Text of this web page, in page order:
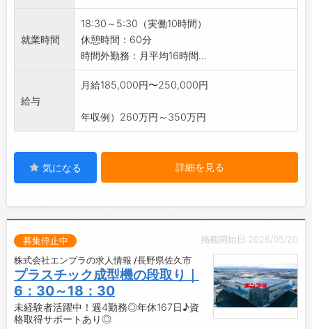
・人生のうち大半を過ごす職場が、社員にとっ
て『喜びと誇り』を持てる場所にするため、環
境づくりに努めています。
・社員一人ひとりが、自らの仕事に誇りを持て
るような職場づくりを進めています。
・免許をお持ちでない方は、入社後に会社負担
で取得可能なのでご安心ください♪
【うれしい週4日勤務♪（土日＋平日1日休
み）】
め、無理なく働ける勤務スタイルです。
・日常生活で使われる製品づくりに携われる、
【企業について】
◇社会に貢献する企業活動
・『プラスチックで豊かな社会を創造する』こ
とをモットーとして掲げ、企業活動に取り組ん
でいます。
・企業活動の全てが、社員や関係者全ての人々
の幸福度を向上させるためのものであると考え
ています。
就業時間
18:30～5:30（実働10時間）
休憩時間：60分
時間外勤務：月平均16時間...
給与
月給185,000円〜250,000円
年収例）260万円～350万円
気になる 詳細を見る
掲載開始日:2026/05/20
募集停止中
株式会社エンプラの求人情報 /長野県佐久市
プラスチック成型機の段取り｜
6：30～18：30
未経験者活躍中！週4勤務◎年休167日♪資
格取得サポートあり◎